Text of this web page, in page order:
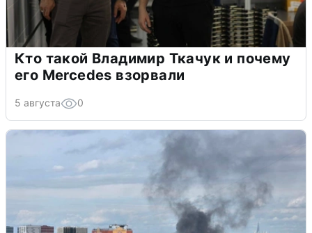
Кто такой Владимир Ткачук и почему
его Mercedes взорвали
5 августа 0